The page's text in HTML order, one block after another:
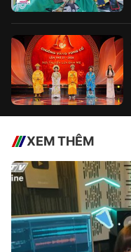
XEM THÊM